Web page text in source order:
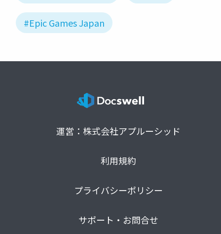
#Epic Games Japan
運営：株式会社アプルーシッド
利用規約
プライバシーポリシー
サポート・お問合せ